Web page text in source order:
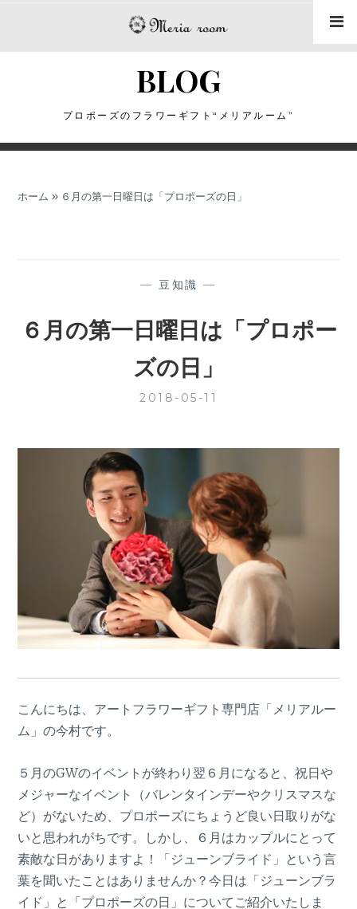
ス
BLOG
プロポーズのフラワーギフト“メリアルーム”
ホーム » ６月の第一日曜日は「プロポーズの日」
— 豆知識 —
６月の第一日曜日は「プロポー
ズの日」
2018-05-11
こんにちは、アートフラワーギフト専門店「メリアルー
ム」の今村です。
５月のGWのイベントが終わり翌６月になると、祝日や
メジャーなイベント（バレンタインデーやクリスマスな
ど）がないため、プロポーズにちょうど良い日取りがな
いと思われがちです。しかし、６月はカップルにとって
素敵な日がありますよ！「ジューンブライド」という言
葉を聞いたことはありませんか？今日は「ジューンブラ
イド」と「プロポーズの日」についてご紹介いたしま